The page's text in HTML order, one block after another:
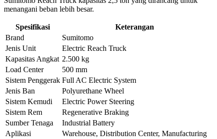
menangani beban lebih besar.
Spesifikasi
Keterangan
Brand
Sumitomo
Jenis Unit
Electric Reach Truck
Kapasitas Angkat 2.500 kg
Load Center
500 mm
Sistem Penggerak Full AC Electric System
Jenis Ban
Polyurethane Wheel
Sistem Kemudi
Electric Power Steering
Sistem Rem
Regenerative Braking
Sumber Tenaga
Industrial Battery
Aplikasi
Warehouse, Distribution Center, Manufacturing